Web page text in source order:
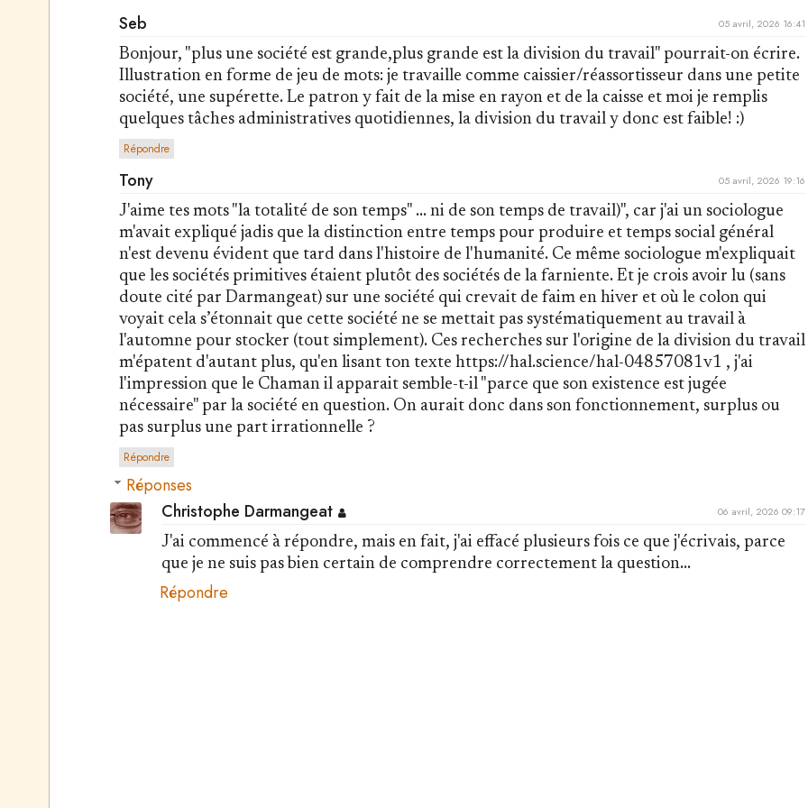
Seb
05 avril, 2026 16:41
Bonjour, "plus une société est grande,plus grande est la division du travail" pourrait-on écrire.
Illustration en forme de jeu de mots: je travaille comme caissier/réassortisseur dans une petite
société, une supérette. Le patron y fait de la mise en rayon et de la caisse et moi je remplis
quelques tâches administratives quotidiennes, la division du travail y donc est faible! :)
Répondre
Tony 05 avril, 2026 19:16
J'aime tes mots "la totalité de son temps" ... ni de son temps de travail)", car j'ai un sociologue
m'avait expliqué jadis que la distinction entre temps pour produire et temps social général
n'est devenu évident que tard dans l'histoire de l'humanité. Ce même sociologue m'expliquait
que les sociétés primitives étaient plutôt des sociétés de la farniente. Et je crois avoir lu (sans
doute cité par Darmangeat) sur une société qui crevait de faim en hiver et où le colon qui
voyait cela s’étonnait que cette société ne se mettait pas systématiquement au travail à
l'automne pour stocker (tout simplement). Ces recherches sur l'origine de la division du travail
m'épatent d'autant plus, qu'en lisant ton texte https://hal.science/hal-04857081v1 , j'ai
l'impression que le Chaman il apparait semble-t-il "parce que son existence est jugée
nécessaire" par la société en question. On aurait donc dans son fonctionnement, surplus ou
pas surplus une part irrationnelle ?
Répondre
Réponses
Christophe Darmangeat
06 avril, 2026 09:17
J'ai commencé à répondre, mais en fait, j'ai effacé plusieurs fois ce que j'écrivais, parce
que je ne suis pas bien certain de comprendre correctement la question...
Répondre